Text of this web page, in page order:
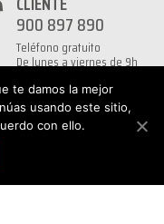
900 897 890
Teléfono gratuito
De lunes a viernes de 9h
te damos la mejor
usando este sitio,
con ello.